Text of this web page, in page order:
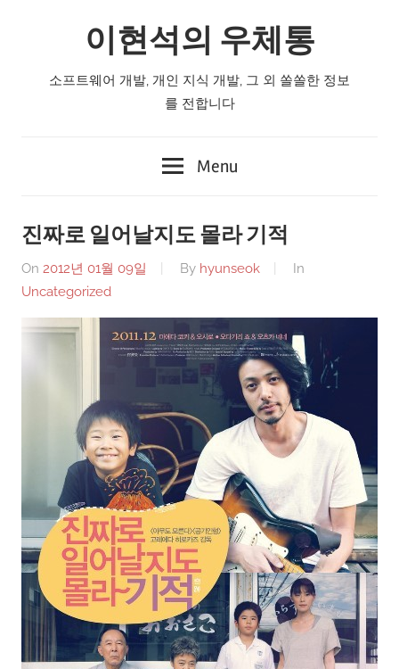
이현석의 우체통
소프트웨어 개발, 개인 지식 개발, 그 외 쏠쏠한 정보
를 전합니다
Menu
진짜로 일어날지도 몰라 기적
On 2012년 01월 09일 By hyunseok
In
Uncategorized